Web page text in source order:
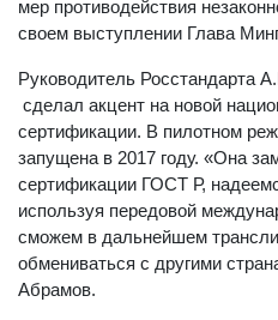
мер противодействия
своем выступлении Глава
Руководитель Росстандарта
сделал акцент на новой
сертификации. В пилотном
запущена в 2017 году. «Она
сертификации ГОСТ Р,
используя передовой
сможем в дальнейшем
обмениваться с другими
Абрамов.